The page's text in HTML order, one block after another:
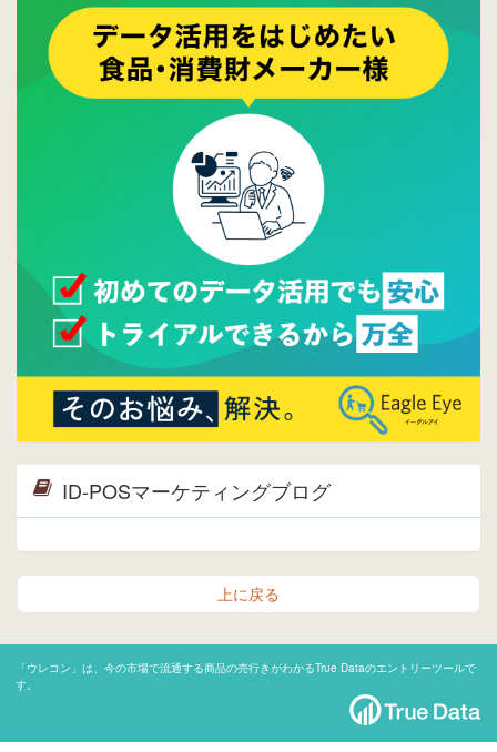
ご覧ください。
2015/10/19
ウレコンのサイト機能を大幅バージョンアッ
プ。詳細はこちら。⇒告知ページへ
2015/09/28
ウレコンが機能拡充し、サイトリニューアル
しました。⇒
ウレコンFacebook
Facebookページを開設しました。詳細は
ら。
ウレコンサイトリリースしました。
ID-POSマーケティングブログ
上に戻る
「ウレコン」は、今の市場で流通する商品の売行きがわかるTrue Dataのエントリーツールで
す。